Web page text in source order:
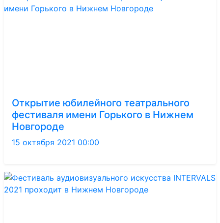
Открытие юбилейного театрального
фестиваля имени Горького в Нижнем
Новгороде
15 октября 2021 00:00